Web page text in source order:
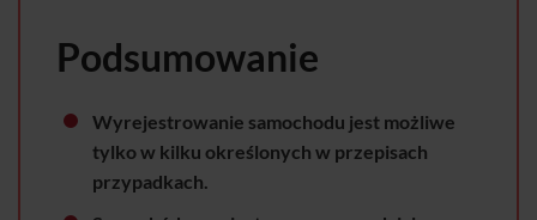
Podsumowanie
Wyrejestrowanie samochodu jest możliwe
tylko w kilku określonych w przepisach
przypadkach.